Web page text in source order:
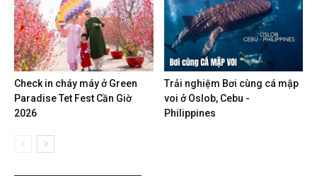
Check in cháy máy ở Green
Paradise Tet Fest Cần Giờ
2026
Trải nghiệm Bơi cùng cá mập
voi ở Oslob, Cebu -
Philippines